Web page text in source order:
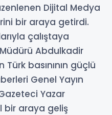
Dijital Medya
bir araya getirdi.
çalıştaya
Abdulkadir
basınının güçlü
Genel Yayın
Yazar
bir araya geliş